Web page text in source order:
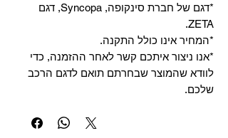
*דגם של חברת סינקופה, Syncopa, דגם
ZETA.
*המחיר אינו כולל התקנה.
*אנו ניצור איתכם קשר לאחר ההזמנה, כדי
לוודא שהמוצר שבחרתם תואם לדגם הרכב
שלכם.